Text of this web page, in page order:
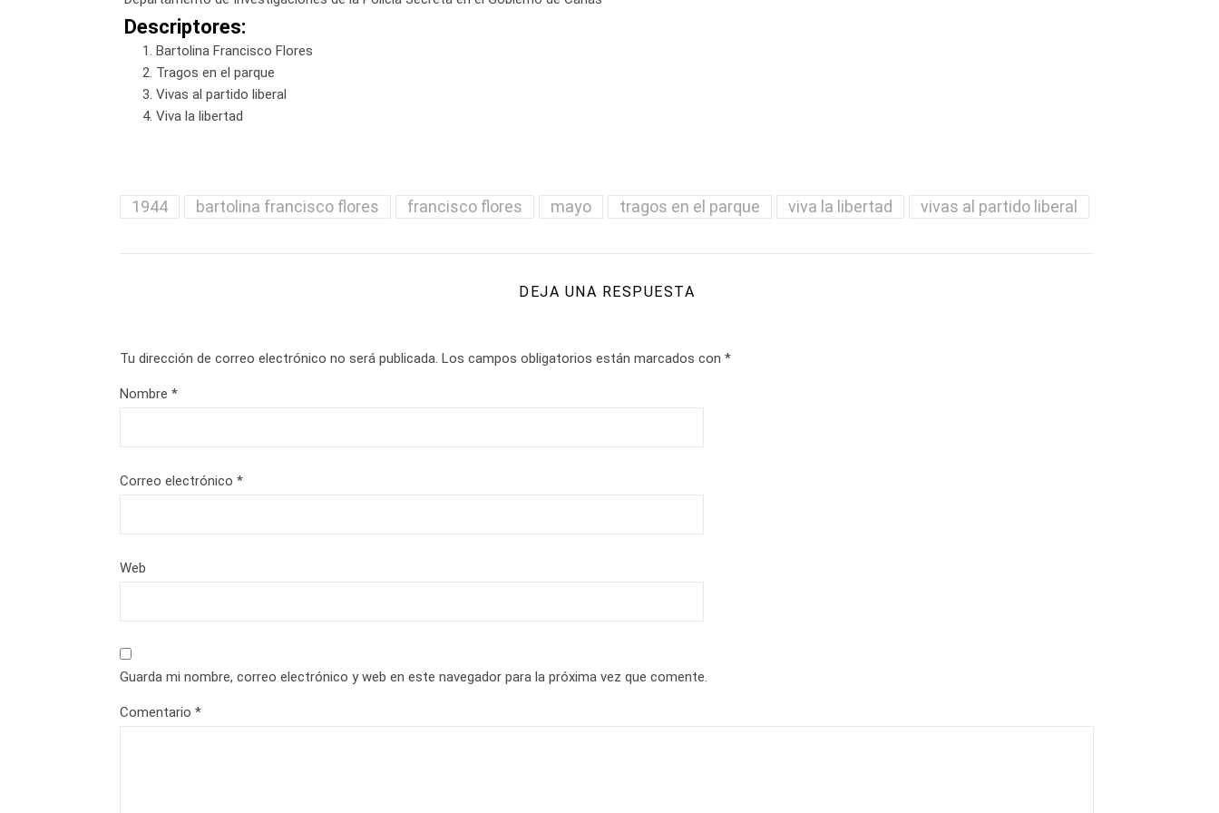
Descriptores:
Bartolina Francisco Flores
Tragos en el parque
Vivas al partido liberal
Viva la libertad
1944 bartolina francisco flores francisco flores mayo tragos en el parque viva la libertad vivas al partido liberal
DEJA UNA RESPUESTA
Tu dirección de correo electrónico no será publicada. Los campos obligatorios están marcados con *
Nombre *
Correo electrónico *
Web
Guarda mi nombre, correo electrónico y web en este navegador para la próxima vez que comente.
Comentario *